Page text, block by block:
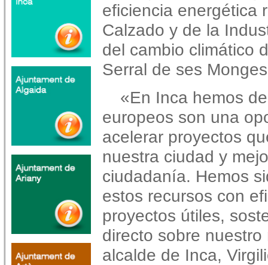
eficiencia energética
Calzado y de la
del cambio climático
Serral de ses
«En Inca hemos
europeos son una
acelerar proyectos
nuestra ciudad y
ciudadanía. Hemos
estos recursos con
proyectos útiles,
directo sobre
alcalde de Inca,